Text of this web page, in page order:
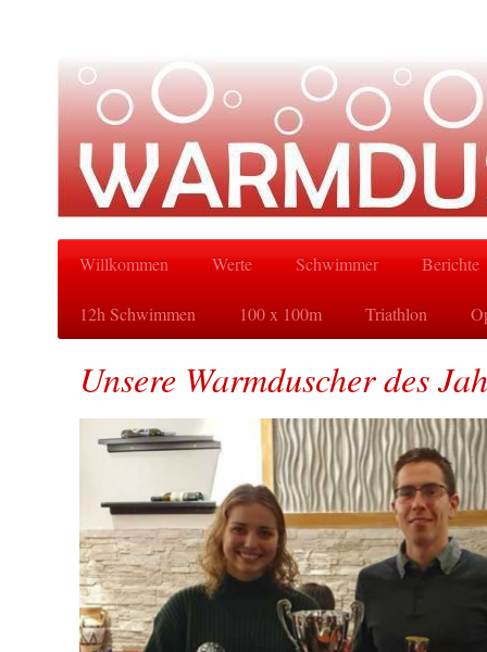
Willkommen Werte Schwimmer Berichte
12h Schwimmen 100 x 100m Triathlon
Unsere Warmduscher des